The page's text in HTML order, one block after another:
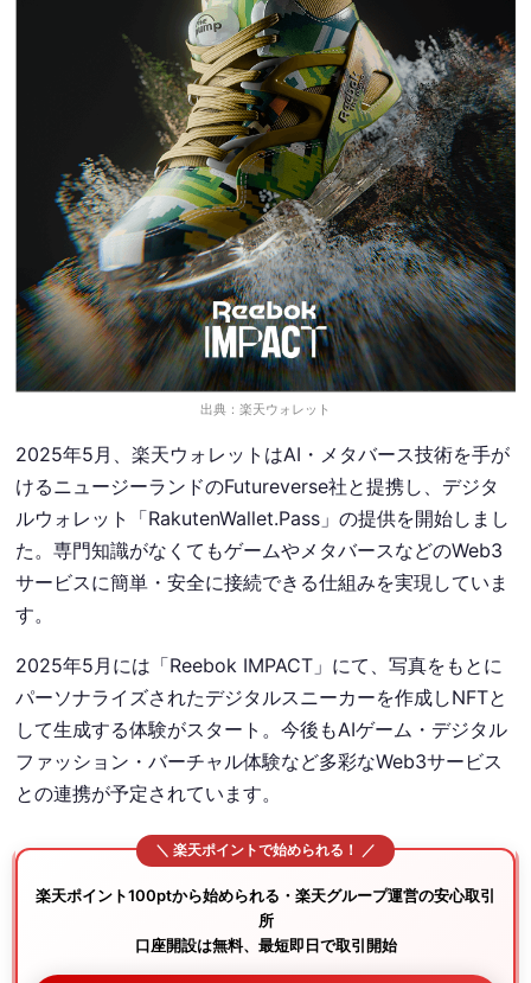
出典：楽天ウォレット
2025年5月、楽天ウォレットはAI・メタバース技術を手が
けるニュージーランドのFutureverse社と提携し、デジタ
ルウォレット「RakutenWallet.Pass」の提供を開始しまし
た。専門知識がなくてもゲームやメタバースなどのWeb3
サービスに簡単・安全に接続できる仕組みを実現していま
す。
2025年5月には「Reebok IMPACT」にて、写真をもとに
パーソナライズされたデジタルスニーカーを作成しNFTと
して生成する体験がスタート。今後もAIゲーム・デジタル
ファッション・バーチャル体験など多彩なWeb3サービス
との連携が予定されています。
楽天ポイント100ptから始められる・楽天グループ運営の安心取引
所
口座開設は無料、最短即日で取引開始